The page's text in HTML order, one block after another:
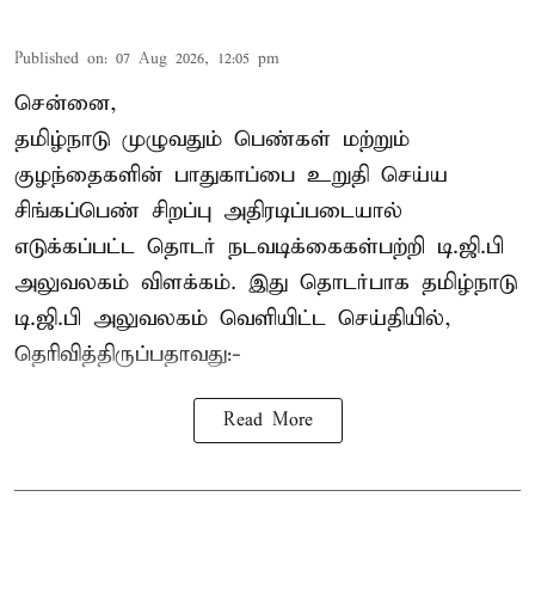
Published on: 07 Aug 2026, 12:05 pm
சென்னை,
தமிழ்நாடு முழுவதும் பெண்கள் மற்றும்
குழந்தைகளின் பாதுகாப்பை உறுதி செய்ய
சிங்கப்பெண் சிறப்பு அதிரடிப்படையால்
எடுக்கப்பட்ட தொடர் நடவடிக்கைகள்பற்றி டி.ஜி.பி
அலுவலகம் விளக்கம். இது தொடர்பாக தமிழ்நாடு
டி.ஜி.பி அலுவலகம் வெளியிட்ட செய்தியில்,
தெரிவித்திருப்பதாவது:-
Read More